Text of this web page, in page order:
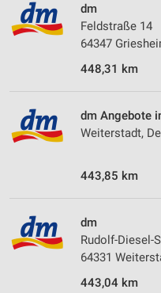
dm
Feldstraße 14
64347
448,31 km
dm Angebote
Weiterstadt,
443,85 km
dm
Rudolf-Diesel-
64331
443,04 km